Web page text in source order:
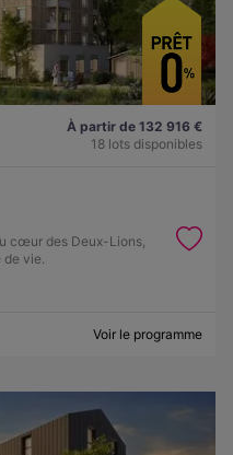
À partir de 132 916 €
18 lots disponibles
cœur des Deux-Lions,
vie.
Voir le programme